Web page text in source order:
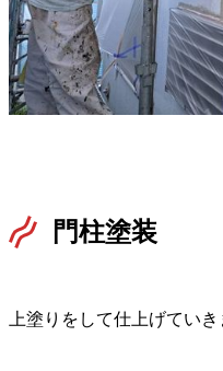
門柱塗装
上塗りをして仕上げていき